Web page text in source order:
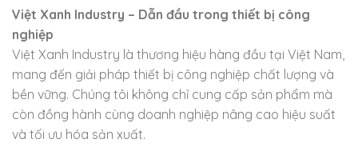
Việt Xanh Industry – Dẫn đầu trong thiết bị công
nghiệp
Việt Xanh Industry là thương hiệu hàng đầu tại Việt Nam,
mang đến giải pháp thiết bị công nghiệp chất lượng và
bền vững. Chúng tôi không chỉ cung cấp sản phẩm mà
còn đồng hành cùng doanh nghiệp nâng cao hiệu suất
và tối ưu hóa sản xuất.